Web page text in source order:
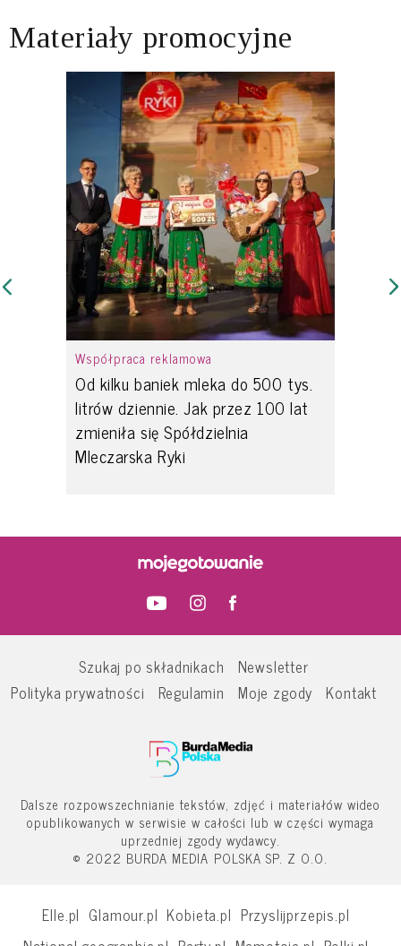
Materiały promocyjne
Współpraca reklamowa
Od kilku baniek mleka do 500 tys.
litrów dziennie. Jak przez 100 lat
zmieniła się Spółdzielnia
Mleczarska Ryki
Szukaj po składnikach
Newsletter
Polityka prywatności
Regulamin Moje zgody Kontakt
Dalsze rozpowszechnianie tekstów, zdjęć i materiałów wideo
opublikowanych w serwisie w całości lub w części wymaga
uprzedniej zgody wydawcy.
© 2022 BURDA MEDIA POLSKA SP. Z O.O.
Elle.pl Glamour.pl Kobieta.pl Przyslijprzepis.pl